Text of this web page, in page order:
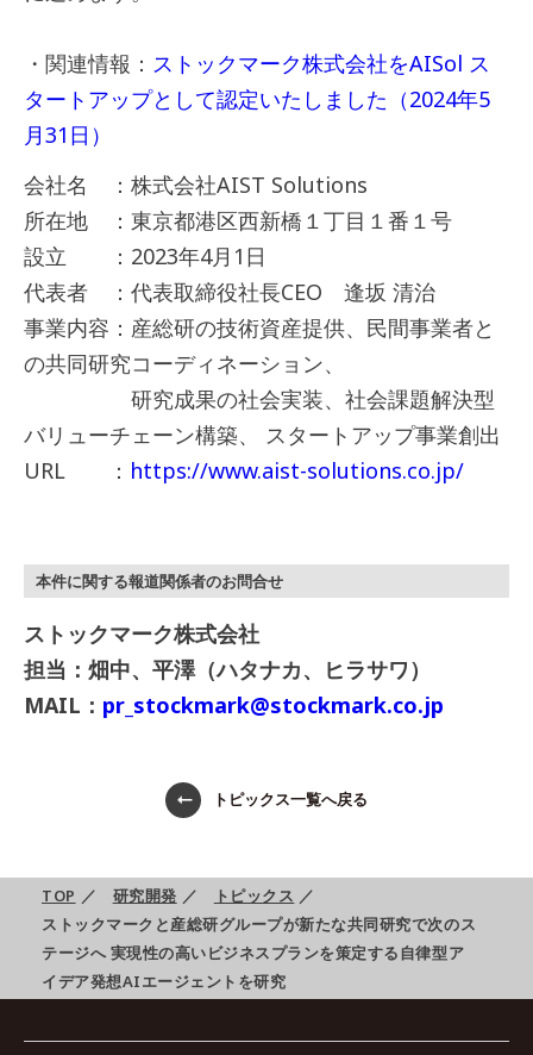
・関連情報： ストックマーク株式会社をAISol ス
タートアップとして認定いたしました（2024年5
月31日）
会社名 ：株式会社AIST Solutions
所在地 ：東京都港区西新橋１丁目１番１号
設立 ：2023年4月1日
代表者 ：代表取締役社長CEO 逢󠄀坂 清治
事業内容：産総研の技術資産提供、民間事業者と
の共同研究コーディネーション、
研究成果の社会実装、社会課題解決型
バリューチェーン構築、 スタートアップ事業創出
URL ： https://www.aist-solutions.co.jp/
本件に関する報道関係者のお問合せ
ストックマーク株式会社
担当：畑中、平澤（ハタナカ、ヒラサワ）
MAIL： pr_stockmark@stockmark.co.jp
トピックス一覧へ戻る
TOP ／ 研究開発 ／ トピックス ／
ストックマークと産総研グループが新たな共同研究で次のス
テージへ 実現性の高いビジネスプランを策定する自律型ア
イデア発想AIエージェントを研究